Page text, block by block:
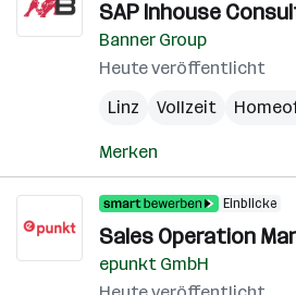
SAP Inhouse
Banner Group
Heute veröffentlicht
Linz
Vollzeit
Merken
Einblicke
Sales Operation
epunkt GmbH